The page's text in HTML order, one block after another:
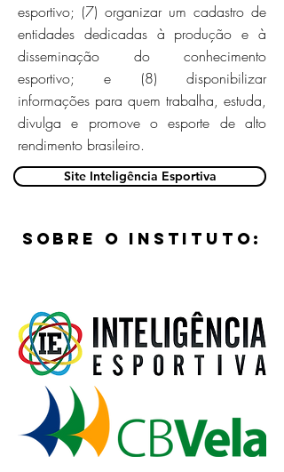
esportivo; (7) organizar um cadastro de
entidades dedicadas à produção e à
disseminação do conhecimento
esportivo; e (8) disponibilizar
informações para quem trabalha, estuda,
divulga e promove o esporte de alto
rendimento brasileiro.
Site Inteligência Esportiva
sobre o instituto: